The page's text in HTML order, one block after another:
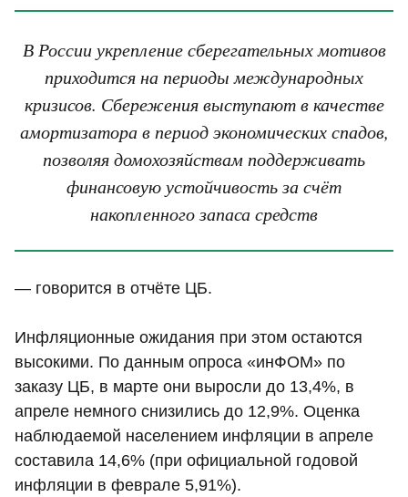
В России укрепление сберегательных мотивов
приходится на периоды международных
кризисов. Сбережения выступают в качестве
амортизатора в период экономических спадов,
позволяя домохозяйствам поддерживать
финансовую устойчивость за счёт
накопленного запаса средств
— говорится в отчёте ЦБ.
Инфляционные ожидания при этом остаются
высокими. По данным опроса «инФОМ» по
заказу ЦБ, в марте они выросли до 13,4%, в
апреле немного снизились до 12,9%. Оценка
наблюдаемой населением инфляции в апреле
составила 14,6% (при официальной годовой
инфляции в феврале 5,91%).